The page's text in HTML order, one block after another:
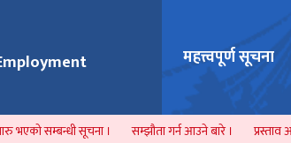
महत्त्वपूर्ण सूचना
भिषा तथा सेवा शुल्क वापतको रकम बुझाउने स्थान
परिवर्तन सम्बन्धी अत्यन्त जरुरी सूचना ।
भएको सम्बन्धी सूचना । सम्झौता गर्न आउने बारे । प्रस्ताव